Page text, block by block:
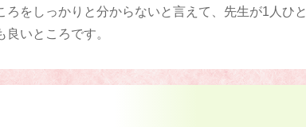
をしっかりと分からないと言えて、先生が1人ひと
いところです。